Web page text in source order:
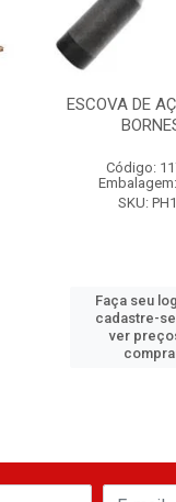
ESCOVA DE
Código:
Embalagem:
SKU:
Faça seu
cadastre-
ver